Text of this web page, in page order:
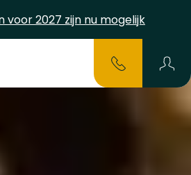
voor 2027 zijn nu mogelijk